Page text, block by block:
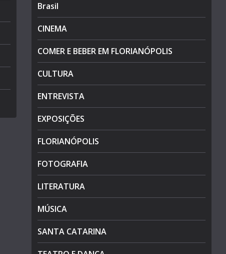
Brasil
CINEMA
COMER E BEBER EM FLORIANÓPOLIS
CULTURA
ENTREVISTA
EXPOSIÇÕES
FLORIANÓPOLIS
FOTOGRAFIA
LITERATURA
MÚSICA
SANTA CATARINA